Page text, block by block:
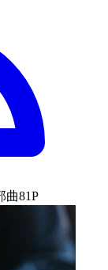
曲81P